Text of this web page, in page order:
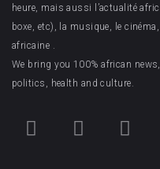
heure, mais aussi l’actualité
boxe, etc), la musique, le
africaine .
We bring you 100% african
politics, health and culture.